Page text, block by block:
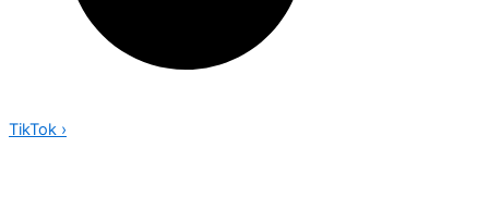
TikTok ›